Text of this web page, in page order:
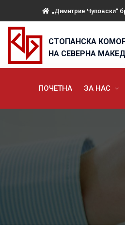
„Димитрие Чуповски“
СТОПАНСКА
НА СЕВЕРНА
ПОЧЕТНА ЗА НАС